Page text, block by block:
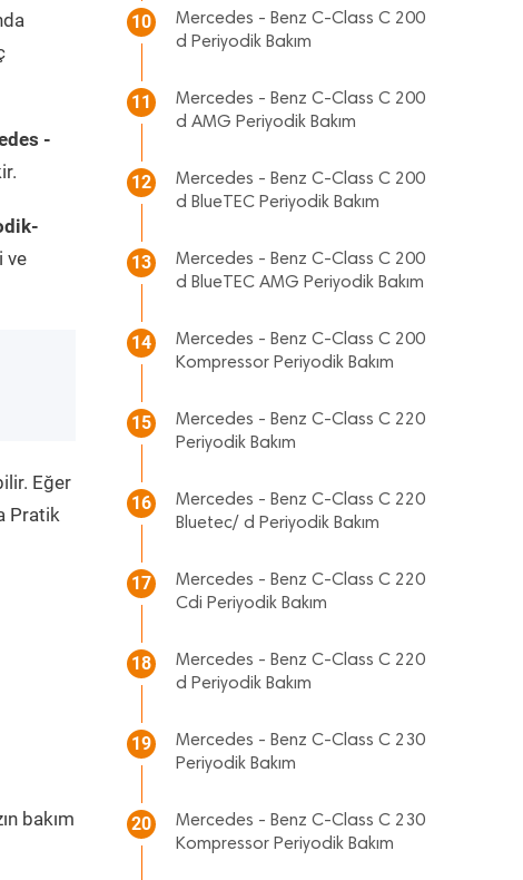
-
ve
Eğer
Pratik
bakım
10
Mercedes - Benz C-Class C 200
d Periyodik Bakım
11
Mercedes - Benz C-Class C 200
d AMG Periyodik Bakım
12
Mercedes - Benz C-Class C 200
d BlueTEC Periyodik Bakım
13
Mercedes - Benz C-Class C 200
d BlueTEC AMG Periyodik Bakım
14
Mercedes - Benz C-Class C 200
Kompressor Periyodik Bakım
15
Mercedes - Benz C-Class C 220
Periyodik Bakım
16
Mercedes - Benz C-Class C 220
Bluetec/ d Periyodik Bakım
17
Mercedes - Benz C-Class C 220
Cdi Periyodik Bakım
18
Mercedes - Benz C-Class C 220
d Periyodik Bakım
19
Mercedes - Benz C-Class C 230
Periyodik Bakım
20
Mercedes - Benz C-Class C 230
Kompressor Periyodik Bakım